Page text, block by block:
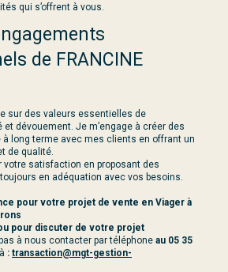
qui s’offrent à vous.
de FRANCINE
sur des valeurs essentielles de
dévouement. Je m’engage à créer des
long terme avec mes clients en offrant un
de qualité.
votre satisfaction en proposant des
en adéquation avec vos besoins.
pour votre projet de vente en Viager à
pour discuter de votre projet
à nous contacter par téléphone au 05 35
: transaction@mgt-gestion-